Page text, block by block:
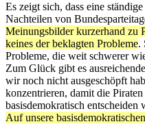
Es zeigt sich, dass eine
Nachteilen von
Meinungsbilder kurzerhand zu
keines der beklagten Probleme.
Probleme, die weit schwerer
Zum Glück gibt es
wir noch nicht ausgeschöpft
konzentrieren, damit die
basisdemokratisch entscheiden
Auf unsere